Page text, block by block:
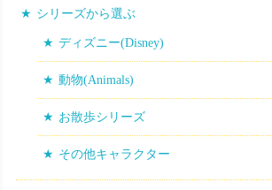
シリーズから選ぶ
ディズニー(Disney)
動物(Animals)
お散歩シリーズ
その他キャラクター